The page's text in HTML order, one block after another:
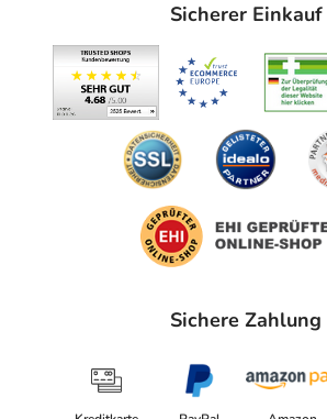
Welche Altersgruppe ist zu beachten?
- Neugeborene in den ersten 4
Arzneimittel darf nicht angewendet
- Kinder unter 6 Jahren: Das
Gruppe in der Regel nicht angewendet
Präparate, die von der Wirkstoffstärke
Darreichungsform her besser geeignet
Was ist mit Schwangerschaft und
spielen verschiedene Überlegungen
werden kann.
- Stillzeit: Wenden Sie sich an Ihren
Sicherer Einkauf
Sichere Zahlung